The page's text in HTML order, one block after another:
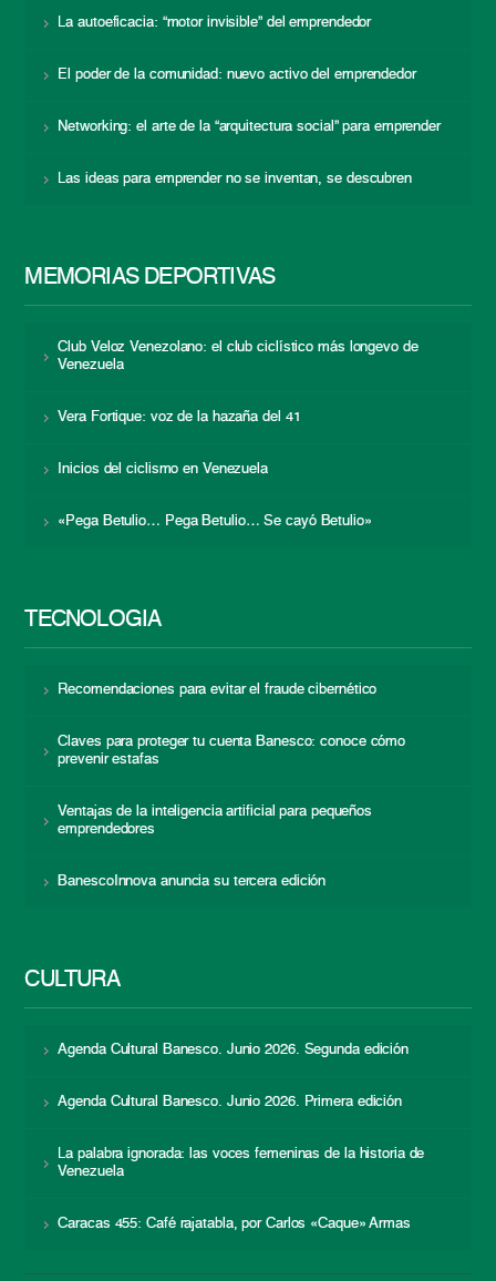
La autoeficacia: “motor invisible” del emprendedor
El poder de la comunidad: nuevo activo del emprendedor
Networking: el arte de la “arquitectura social” para emprender
Las ideas para emprender no se inventan, se descubren
MEMORIAS DEPORTIVAS
Club Veloz Venezolano: el club ciclístico más longevo de
Venezuela
Vera Fortique: voz de la hazaña del 41
Inicios del ciclismo en Venezuela
«Pega Betulio… Pega Betulio… Se cayó Betulio»
TECNOLOGÍA
Recomendaciones para evitar el fraude cibernético
Claves para proteger tu cuenta Banesco: conoce cómo
prevenir estafas
Ventajas de la inteligencia artificial para pequeños
emprendedores
BanescoInnova anuncia su tercera edición
CULTURA
Agenda Cultural Banesco. Junio 2026. Segunda edición
Agenda Cultural Banesco. Junio 2026. Primera edición
La palabra ignorada: las voces femeninas de la historia de
Venezuela
Caracas 455: Café rajatabla, por Carlos «Caque» Armas